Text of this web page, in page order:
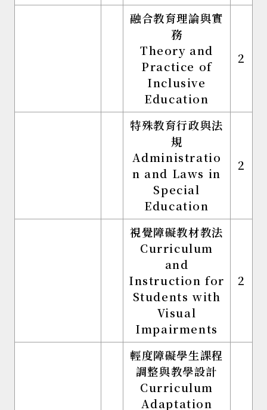
融合教育理論與實
務
Theory and
Practice of
Inclusive
Education
2
特殊教育行政與法
規
Administratio
n and Laws in
Special
Education
2
視覺障礙教材教法
Curriculum
and
Instruction for
Students with
Visual
Impairments
2
輕度障礙學生課程
調整與教學設計
Curriculum
Adaptation